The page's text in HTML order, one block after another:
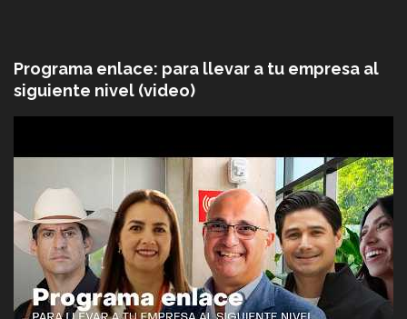
Programa enlace: para llevar a tu empresa al
siguiente nivel (video)